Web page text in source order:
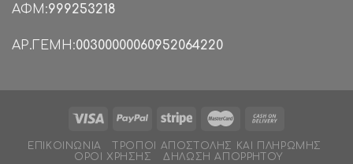
ΑΦΜ:999253218
ΑΡ.ΓΕΜΗ:00300000060952064220
ΕΠΙΚΟΙΝΩΝΊΑ
ΤΡΌΠΟΙ ΑΠΟΣΤΟΛΉΣ ΚΑΙ ΠΛΗΡΩΜΉΣ
ΌΡΟΙ ΧΡΉΣΗΣ
ΔΉΛΩΣΗ ΑΠΟΡΡΉΤΟΥ